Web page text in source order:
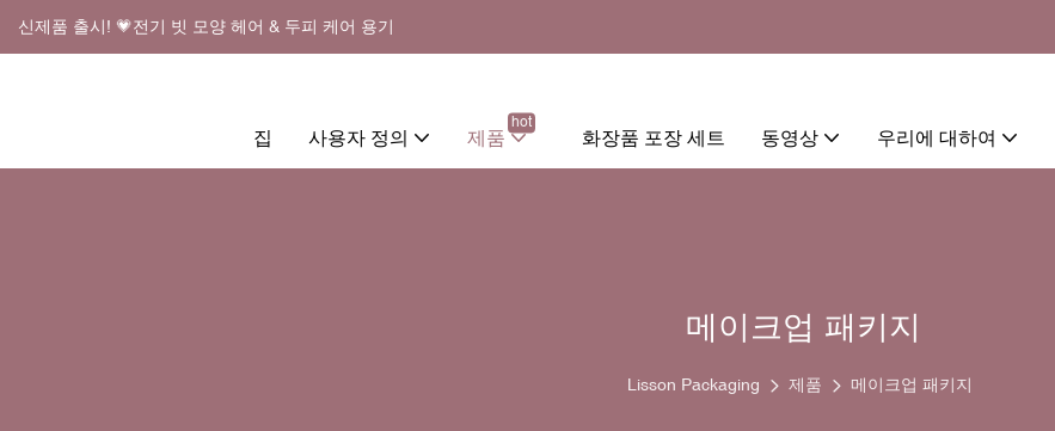
신제품 출시! 💗전기 빗 모양 헤어 & 두피 케어 용기
집 사용자 정의 제품
hot
화장품 포장 세트 동영상 우리에 대하여
메이크업 패키지
Lisson Packaging 제품 메이크업 패키지